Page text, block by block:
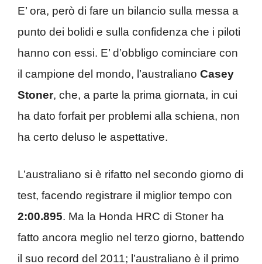
E’ ora, però di fare un bilancio sulla messa a
punto dei bolidi e sulla confidenza che i piloti
hanno con essi. E’ d’obbligo cominciare con
il campione del mondo, l’australiano Casey
Stoner, che, a parte la prima giornata, in cui
ha dato forfait per problemi alla schiena, non
ha certo deluso le aspettative.
L’australiano si è rifatto nel secondo giorno di
test, facendo registrare il miglior tempo con
2:00.895. Ma la Honda HRC di Stoner ha
fatto ancora meglio nel terzo giorno, battendo
il suo record del 2011; l’australiano è il primo